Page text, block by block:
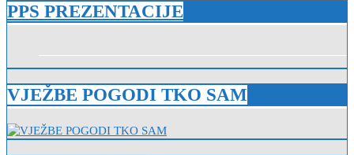
PPS PREZENTACIJE
VJEŽBE POGODI TKO SAM